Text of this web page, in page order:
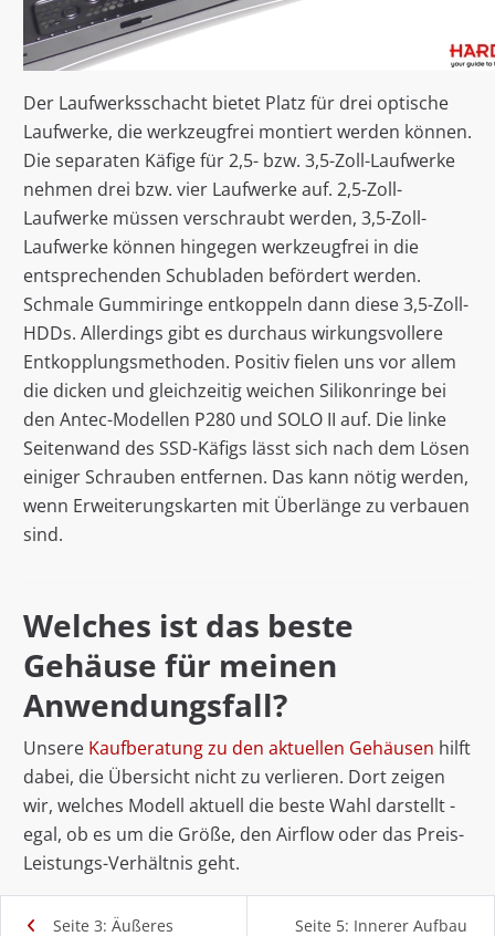
Der Laufwerksschacht bietet Platz für drei optische
Laufwerke, die werkzeugfrei montiert werden können.
Die separaten Käfige für 2,5- bzw. 3,5-Zoll-Laufwerke
nehmen drei bzw. vier Laufwerke auf. 2,5-Zoll-
Laufwerke müssen verschraubt werden, 3,5-Zoll-
Laufwerke können hingegen werkzeugfrei in die
entsprechenden Schubladen befördert werden.
Schmale Gummiringe entkoppeln dann diese 3,5-Zoll-
HDDs. Allerdings gibt es durchaus wirkungsvollere
Entkopplungsmethoden. Positiv fielen uns vor allem
die dicken und gleichzeitig weichen Silikonringe bei
den Antec-Modellen P280 und SOLO II auf. Die linke
Seitenwand des SSD-Käfigs lässt sich nach dem Lösen
einiger Schrauben entfernen. Das kann nötig werden,
wenn Erweiterungskarten mit Überlänge zu verbauen
sind.
Welches ist das beste
Gehäuse für meinen
Anwendungsfall?
Unsere Kaufberatung zu den aktuellen Gehäusen hilft
dabei, die Übersicht nicht zu verlieren. Dort zeigen
wir, welches Modell aktuell die beste Wahl darstellt -
egal, ob es um die Größe, den Airflow oder das Preis-
Leistungs-Verhältnis geht.
Seite 3: Äußeres Seite 5: Innerer Aufbau